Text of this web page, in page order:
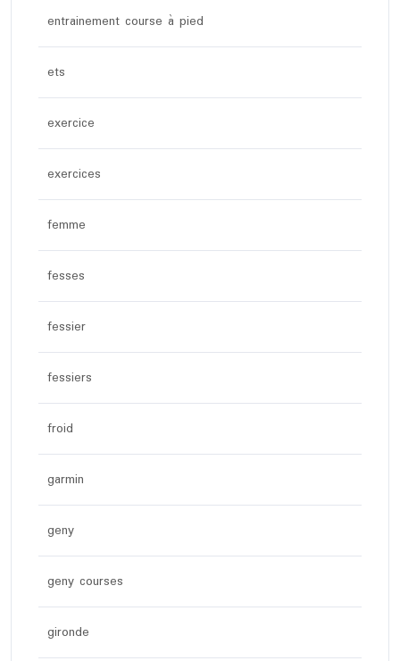
entrainement course à pied
ets
exercice
exercices
femme
fesses
fessier
fessiers
froid
garmin
geny
geny courses
gironde